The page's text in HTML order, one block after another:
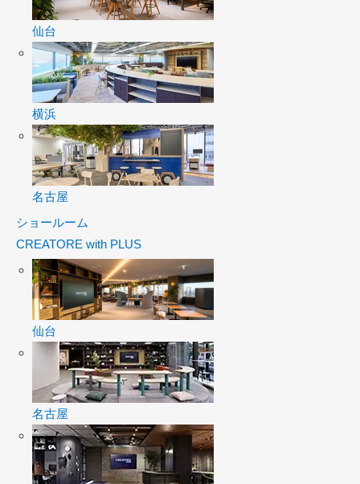
仙台
横浜
名古屋
ショールーム
CREATORE with PLUS
仙台
名古屋